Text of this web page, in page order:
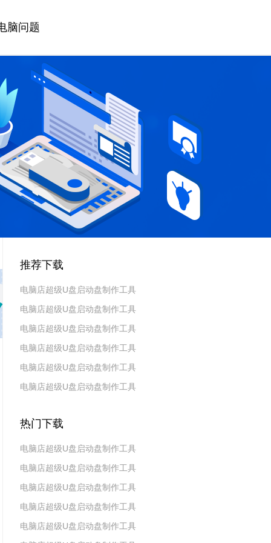
脑问题
推荐下载
电脑店超级U盘启动盘制作工具
v7.5_2606
电脑店超级U盘启动盘制作工具
v7.5_2604
电脑店超级U盘启动盘制作工具
v7.5_2602
电脑店超级U盘启动盘制作工具
v7.5_2511
电脑店超级U盘启动盘制作工具
v7.5_2509
电脑店超级U盘启动盘制作工具
热门下载
电脑店超级U盘启动盘制作工具
v7.5_2606
电脑店超级U盘启动盘制作工具
v7.5_2604
电脑店超级U盘启动盘制作工具
v7.5_2602
电脑店超级U盘启动盘制作工具
v7.5 2019(天蓬元帅版)
电脑店超级U盘启动盘制作工具